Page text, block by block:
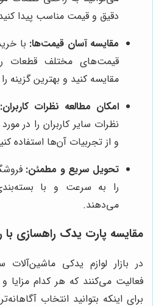
دقیق و قیمت مناسب پیدا
مقایسه آسان قیمت‌ها: با
قیمت‌های مختلف قطعات
مقایسه کنید و بهترین گزینه
امکان مطالعه نظرات کاربران:
نظرات سایر کاربران را در
و از تجربیات آن‌ها استفاده
تحویل سریع و مطمئن:
را به سرعت و با
می‌دهند.
مقایسه پارت یدک راهسازی با
در بازار لوازم یدکی
فعالیت می‌کنند که هر کدام
برای اینکه بتوانید انتخاب